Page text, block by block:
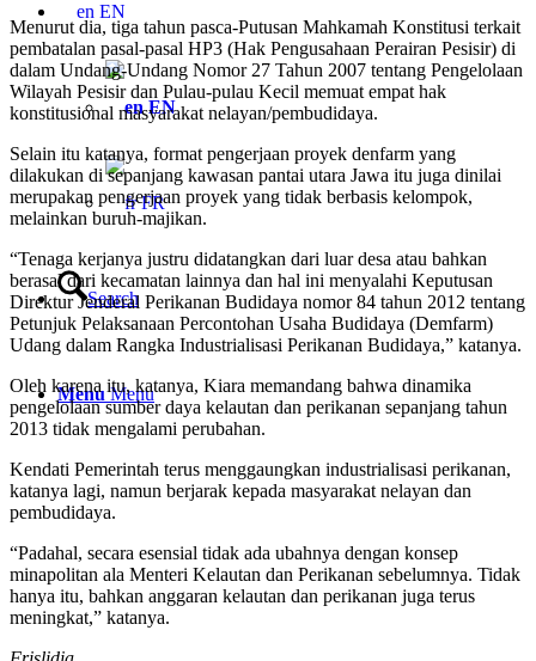
EN
EN
FR
Search
Menu Menu
Menurut dia, tiga tahun pasca-Putusan Mahkamah Konstitusi terkait
pembatalan pasal-pasal HP3 (Hak Pengusahaan Perairan Pesisir) di
dalam Undang-Undang Nomor 27 Tahun 2007 tentang Pengelolaan
Wilayah Pesisir dan Pulau-pulau Kecil memuat empat hak
konstitusional masyarakat nelayan/pembudidaya.
Selain itu katanya, format pengerjaan proyek denfarm yang
dilakukan di sepanjang kawasan pantai utara Jawa itu juga dinilai
merupakan pengerjaan proyek yang tidak berbasis kelompok,
melainkan buruh-majikan.
“Tenaga kerjanya justru didatangkan dari luar desa atau bahkan
berasal dari kecamatan lainnya dan hal ini menyalahi Keputusan
Direktur Jenderal Perikanan Budidaya nomor 84 tahun 2012 tentang
Petunjuk Pelaksanaan Percontohan Usaha Budidaya (Demfarm)
Udang dalam Rangka Industrialisasi Perikanan Budidaya,” katanya.
Oleh karena itu, katanya, Kiara memandang bahwa dinamika
pengelolaan sumber daya kelautan dan perikanan sepanjang tahun
2013 tidak mengalami perubahan.
Kendati Pemerintah terus menggaungkan industrialisasi perikanan,
katanya lagi, namun berjarak kepada masyarakat nelayan dan
pembudidaya.
“Padahal, secara esensial tidak ada ubahnya dengan konsep
minapolitan ala Menteri Kelautan dan Perikanan sebelumnya. Tidak
hanya itu, bahkan anggaran kelautan dan perikanan juga terus
meningkat,” katanya.